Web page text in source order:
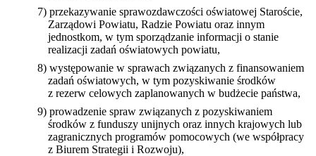
7) przekazywanie sprawozdawczości oświatowej Staroście,
Zarządowi Powiatu, Radzie Powiatu oraz innym
jednostkom, w tym sporządzanie informacji o stanie
realizacji zadań oświatowych powiatu,
8) występowanie w sprawach związanych z finansowaniem
zadań oświatowych, w tym pozyskiwanie środków
z rezerw celowych zaplanowanych w budżecie państwa,
9) prowadzenie spraw związanych z pozyskiwaniem
środków z funduszy unijnych oraz innych krajowych lub
zagranicznych programów pomocowych (we współpracy
z Biurem Strategii i Rozwoju),